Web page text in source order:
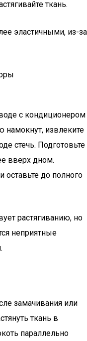
ткань.
эластичными, из-за
с кондиционером
намокнут, извлеките
стечь. Подготовьте
вверх дном.
оставьте до полного
растягиванию, но
неприятные
замачивания или
ткань в
параллельно